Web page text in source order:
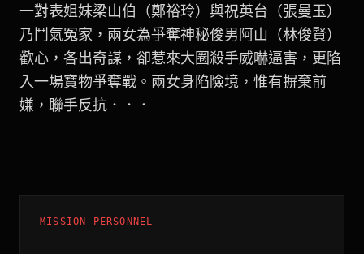
一對表姐妹梁山伯（鄭裕玲）與祝英台（張曼玉）
乃鬥氣冤家，兩女為爭奪神秘俊男阿山（林俊賢）
歡心，各出奇謀，卻惹來大圈殺手威嚇逼害，更陷
入一場寶物爭奪戰。兩女身陷險境，惟有摒棄前
嫌，聯手反抗．．．
MISSION PERSONNEL